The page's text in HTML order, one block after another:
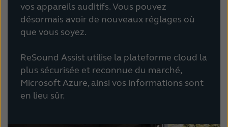
vos appareils auditifs. Vous pouvez
désormais avoir de nouveaux réglages où
que vous soyez.
ReSound Assist utilise la plateforme cloud la
plus sécurisée et reconnue du marché,
Microsoft Azure, ainsi vos informations sont
en lieu sûr.